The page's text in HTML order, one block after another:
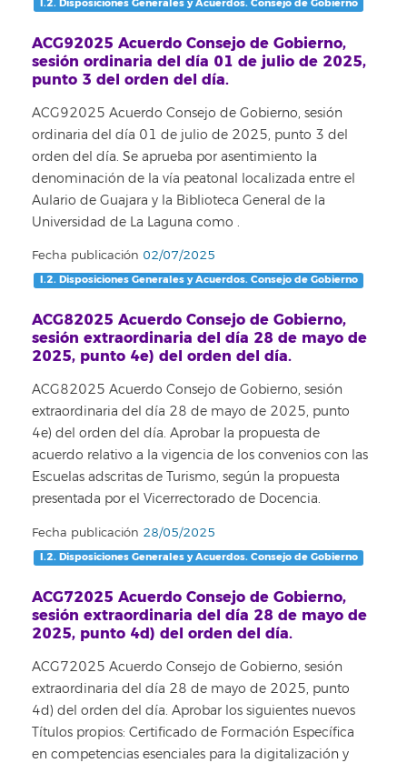
I.2. Disposiciones Generales y Acuerdos. Consejo de Gobierno
ACG92025 Acuerdo Consejo de Gobierno,
sesión ordinaria del día 01 de julio de 2025,
punto 3 del orden del día.
ACG92025 Acuerdo Consejo de Gobierno, sesión
ordinaria del día 01 de julio de 2025, punto 3 del
orden del día. Se aprueba por asentimiento la
denominación de la vía peatonal localizada entre el
Aulario de Guajara y la Biblioteca General de la
Universidad de La Laguna como .
Fecha publicación 02/07/2025
I.2. Disposiciones Generales y Acuerdos. Consejo de Gobierno
ACG82025 Acuerdo Consejo de Gobierno,
sesión extraordinaria del día 28 de mayo de
2025, punto 4e) del orden del día.
ACG82025 Acuerdo Consejo de Gobierno, sesión
extraordinaria del día 28 de mayo de 2025, punto
4e) del orden del día. Aprobar la propuesta de
acuerdo relativo a la vigencia de los convenios con las
Escuelas adscritas de Turismo, según la propuesta
presentada por el Vicerrectorado de Docencia.
Fecha publicación 28/05/2025
I.2. Disposiciones Generales y Acuerdos. Consejo de Gobierno
ACG72025 Acuerdo Consejo de Gobierno,
sesión extraordinaria del día 28 de mayo de
2025, punto 4d) del orden del día.
ACG72025 Acuerdo Consejo de Gobierno, sesión
extraordinaria del día 28 de mayo de 2025, punto
4d) del orden del día. Aprobar los siguientes nuevos
Títulos propios: Certificado de Formación Específica
en competencias esenciales para la digitalización y